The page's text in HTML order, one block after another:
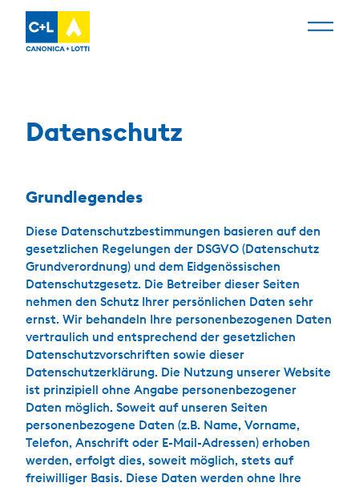
Datenschutz
Grundlegendes
Diese Datenschutzbestimmungen basieren auf den
gesetzlichen Regelungen der DSGVO (Datenschutz
Grundverordnung) und dem Eidgenössischen
Datenschutzgesetz. Die Betreiber dieser Seiten
nehmen den Schutz Ihrer persönlichen Daten sehr
ernst. Wir behandeln Ihre personenbezogenen Daten
vertraulich und entsprechend der gesetzlichen
Datenschutzvorschriften sowie dieser
Datenschutzerklärung. Die Nutzung unserer Website
ist prinzipiell ohne Angabe personenbezogener
Daten möglich. Soweit auf unseren Seiten
personenbezogene Daten (z.B. Name, Vorname,
Telefon, Anschrift oder E-Mail-Adressen) erhoben
werden, erfolgt dies, soweit möglich, stets auf
freiwilliger Basis. Diese Daten werden ohne Ihre